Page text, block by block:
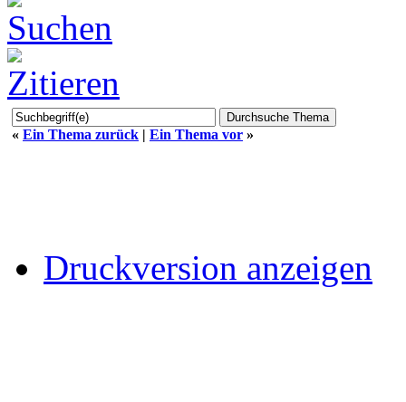
« Ein Thema zurück | Ein Thema vor »
Druckversion anzeigen